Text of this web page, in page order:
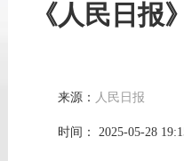
《人民日
来源： 人民日报
时间： 2025-05-28